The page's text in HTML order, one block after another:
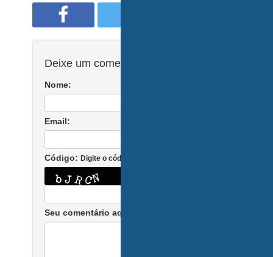
Deixe um comentário:
Nome:
Email:
Código: Digite o código no campo ao lado
Seu comentário aqui: